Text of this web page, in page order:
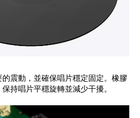
震動，並確保唱片穩定固定。橡膠
持唱片平穩旋轉並減少干擾。